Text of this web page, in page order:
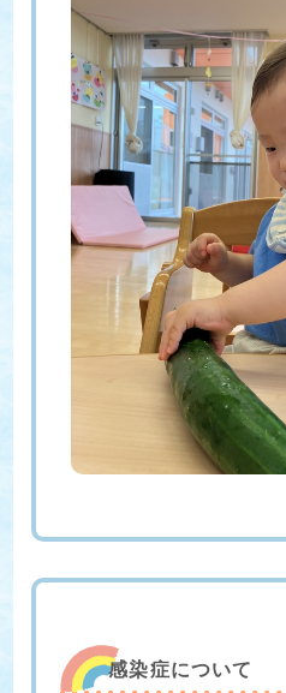
感染症について